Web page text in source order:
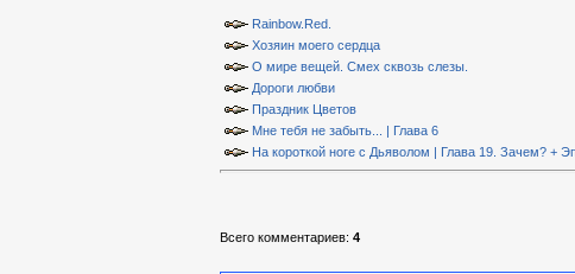
Rainbow.Red.
Хозяин моего сердца
О мире вещей. Смех сквозь слезы.
Дороги любви
Праздник Цветов
Мне тебя не забыть... | Глава 6
На короткой ноге с Дьяволом | Глава 19. Зачем? +
Всего комментариев: 4